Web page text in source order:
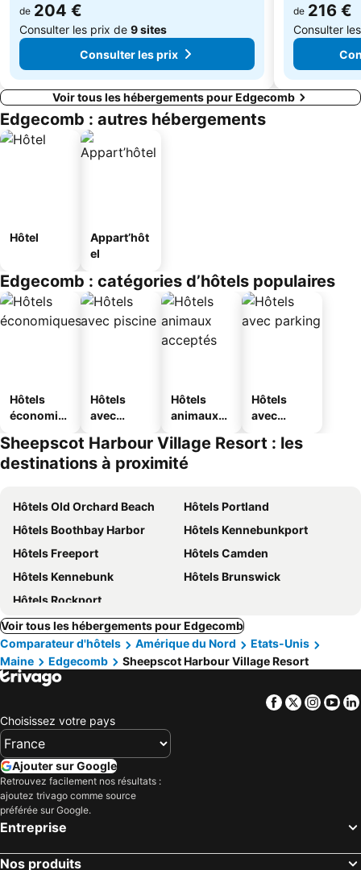
de 204 €
Consulter les prix de 9 sites
Consulter les prix
de 216 €
Consulter
Voir tous les hébergements pour Edgecomb
Edgecomb : autres hébergements
Hôtel
Appart’hôt
el
Edgecomb : catégories d’hôtels populaires
Hôtels
économiq
Hôtels
avec
Hôtels
animaux
Hôtels
avec
Sheepscot Harbour Village Resort : les
destinations à proximité
Hôtels Old Orchard Beach
Hôtels Portland
Hôtels Boothbay Harbor
Hôtels Kennebunkport
Hôtels Freeport
Hôtels Camden
Hôtels Kennebunk
Hôtels Brunswick
Hôtels Rockport
Voir tous les hébergements pour Edgecomb
Comparateur d'hôtels
Amérique du Nord
Etats-Unis
Maine
Edgecomb Sheepscot Harbour Village Resort
Facebook
Twitter
Choisissez votre pays
Ajouter sur Google
Retrouvez facilement nos résultats :
ajoutez trivago comme source
préférée sur Google.
Entreprise
Nos produits